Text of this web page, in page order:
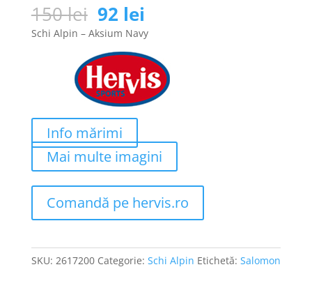
150lei Prețul
inițial
a
fost:
150 lei.
92 lei
curent
este:
92 lei.
Schi Alpin – Aksium Navy
Info mărimi
Mai multe imagini
Comandă pe hervis.ro
SKU: 2617200 Categorie: Schi Alpin Etichetă: Salomon